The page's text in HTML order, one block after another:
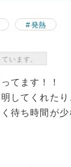
発熱
います。
てます！！
してくれた
待ち時間が